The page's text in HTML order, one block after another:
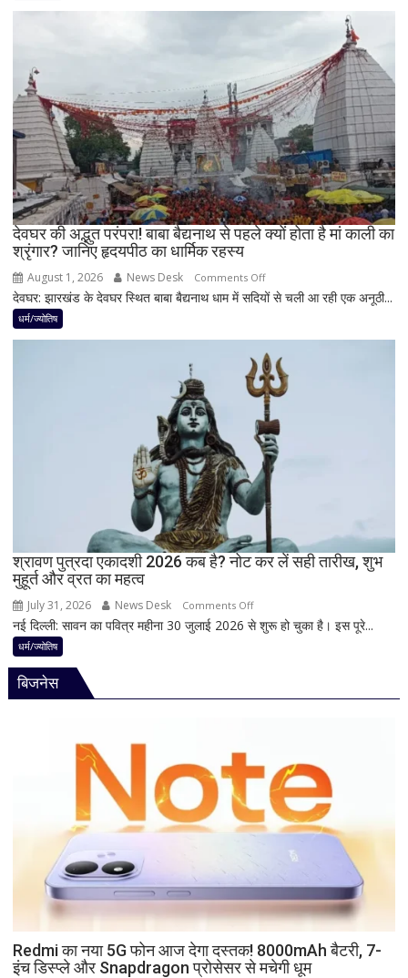
योग
शिवलिंग
से
पहले
जान
लें
ये
4
अहम
नियम,
मानी
शिव
की
पूजा
देवघर की अद्भुत परंपरा! बाबा बैद्यनाथ से पहले क्यों होता है मां काली का
श्रृंगार? जानिए हृदयपीठ का धार्मिक रहस्य
August 1, 2026 News Desk Comments Offon
देवघर
परंपरा!
बाबा
बैद्यनाथ
से
पहले
क्यों
होता
है
मां
काली
का
हृदयपीठ
का
देवघर: झारखंड के देवघर स्थित बाबा बैद्यनाथ धाम में सदियों से चली आ रही एक अनूठी...
धर्म/ज्योतिष
श्रावण पुत्रदा एकादशी 2026 कब है? नोट कर लें सही तारीख, शुभ
मुहूर्त और व्रत का महत्व
July 31, 2026 News Desk Comments Offon
श्रावण
कर
तारीख,
और
व्रत
का
महत्व
नई दिल्ली: सावन का पवित्र महीना 30 जुलाई 2026 से शुरू हो चुका है। इस पूरे...
धर्म/ज्योतिष
बिजनेस
Redmi का नया 5G फोन आज देगा दस्तक! 8000mAh बैटरी, 7-
इंच डिस्प्ले और Snapdragon प्रोसेसर से मचेगी धूम